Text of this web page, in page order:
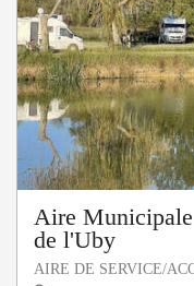
Aire
de l'Uby
AIRE DE SERVICE/